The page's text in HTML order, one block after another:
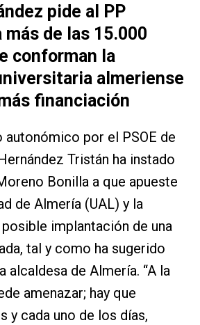
pide al PP
de las 15.000
conforman la
almeriense
financiación
autonómico por el PSOE de
Tristán ha instado
Bonilla a que apueste
de Almería (UAL) y la
implantación de una
tal y como ha sugerido
alcaldesa de Almería. “A la
amenazar; hay que
y cada uno de los días,